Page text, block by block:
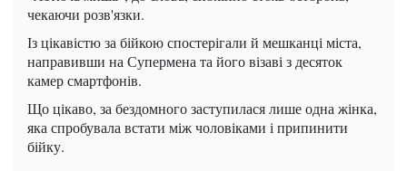
чекаючи розв'язки.
Із цікавістю за бійкою спостерігали й мешканці міста,
направивши на Супермена та його візаві з десяток
камер смартфонів.
Що цікаво, за бездомного заступилася лише одна жінка,
яка спробувала встати між чоловіками і припинити
бійку.